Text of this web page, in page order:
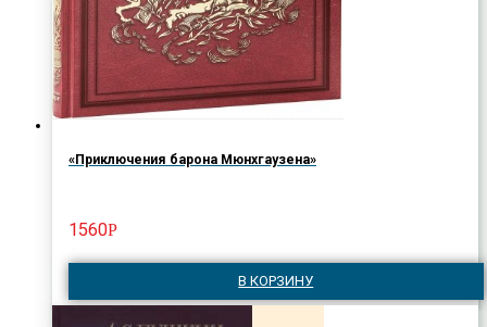
«Приключения барона Мюнхгаузена»
1560Р
В КОРЗИНУ